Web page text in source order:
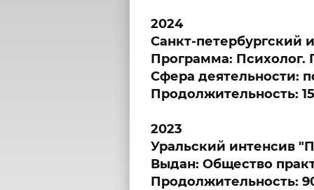
2024
Санкт-петербургский
Программа: Психолог.
Сфера деятельности:
Продолжительность:
2023
Уральский интенсив
Выдан: Общество
Продолжительность: